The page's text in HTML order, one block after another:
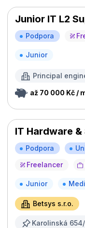
Junior IT L2
Podpora
Junior
Principal
až 70 000 Kč /
IT Hardware
Podpora
Freelancer
Junior
Betsys s.r.o.
Karolinská